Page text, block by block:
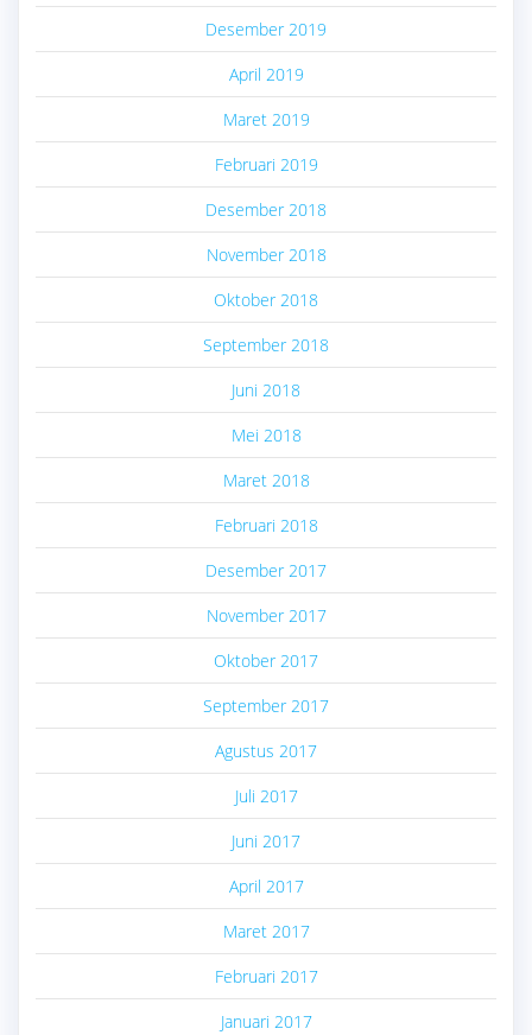
Desember 2019
April 2019
Maret 2019
Februari 2019
Desember 2018
November 2018
Oktober 2018
September 2018
Juni 2018
Mei 2018
Maret 2018
Februari 2018
Desember 2017
November 2017
Oktober 2017
September 2017
Agustus 2017
Juli 2017
Juni 2017
April 2017
Maret 2017
Februari 2017
Januari 2017